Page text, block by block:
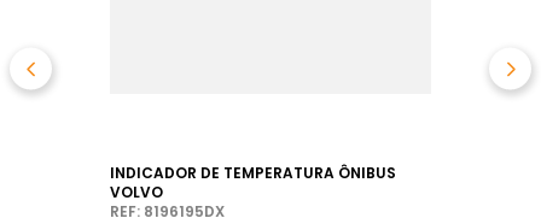
INDICADOR DE TEMPERATURA ÔNIBUS
VOLVO
REF: 8196195DX